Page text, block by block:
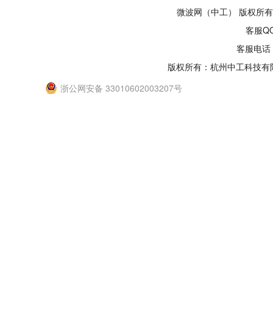
微波网（中工） 版权所
客服
客服电
版权所有：杭州中工科技
浙公网安备 33010602003207号